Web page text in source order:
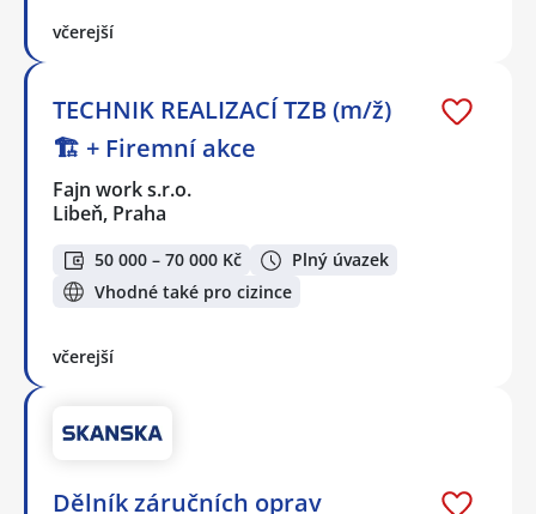
včerejší
TECHNIK REALIZACÍ TZB (m/ž)
🏗️ + Firemní akce
Fajn work s.r.o.
Libeň, Praha
50 000 – 70 000 Kč
Plný úvazek
Vhodné také pro cizince
včerejší
Dělník záručních oprav